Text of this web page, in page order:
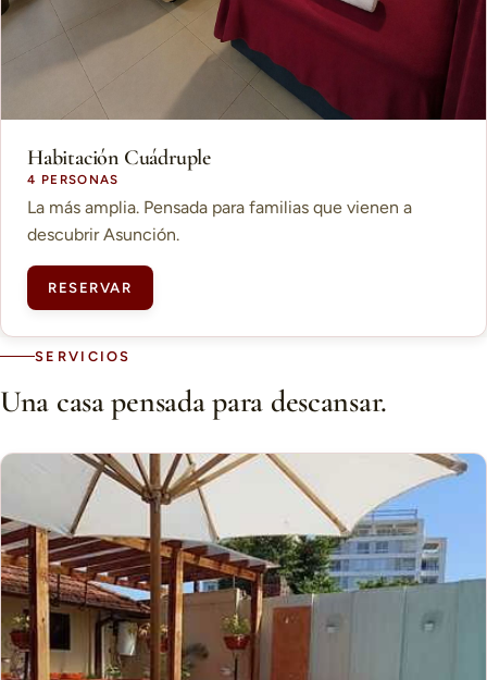
Habitación Cuádruple
4 PERSONAS
La más amplia. Pensada para familias que vienen a
descubrir Asunción.
RESERVAR
SERVICIOS
Una casa pensada para descansar.